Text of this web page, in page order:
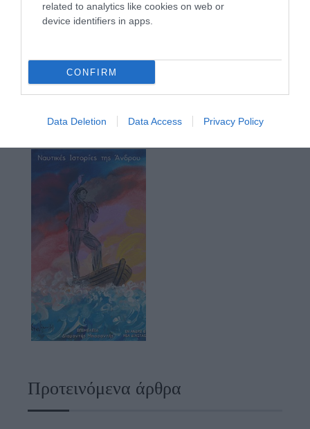
related to analytics like cookies on web or
device identifiers in apps.
CONFIRM
Data Deletion Data Access Privacy Policy
Προτεινόμενα άρθρα